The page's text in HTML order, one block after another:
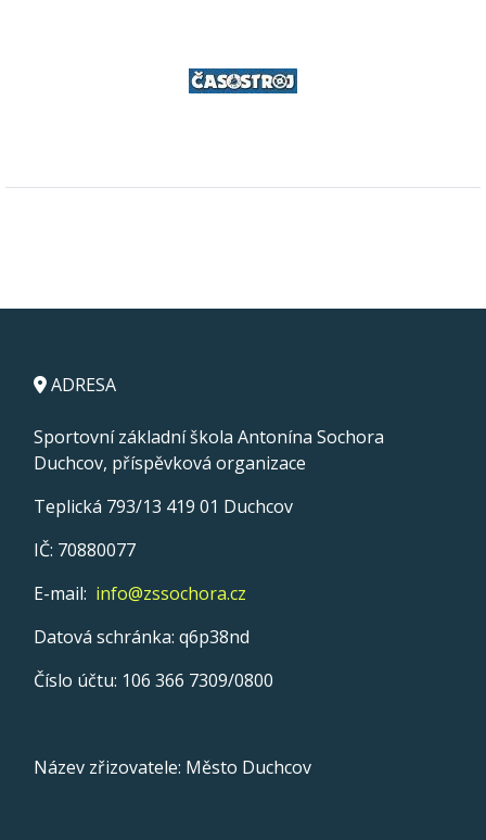
ADRESA
Sportovní základní škola Antonína Sochora
Duchcov, příspěvková organizace
Teplická 793/13 419 01 Duchcov
IČ: 70880077
E-mail: info@zssochora.cz
Datová schránka: q6p38nd
Číslo účtu: 106 366 7309/0800
Název zřizovatele: Město Duchcov